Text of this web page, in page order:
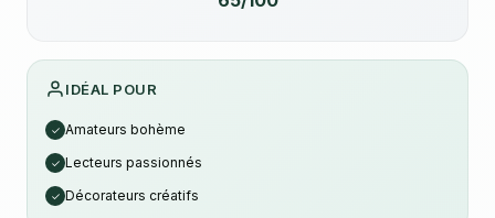
IDÉAL POUR
✓ Amateurs bohème
✓ Lecteurs passionnés
✓ Décorateurs créatifs